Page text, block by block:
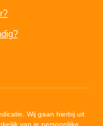
Wij gaan hierbij uit
van je persoonlijke